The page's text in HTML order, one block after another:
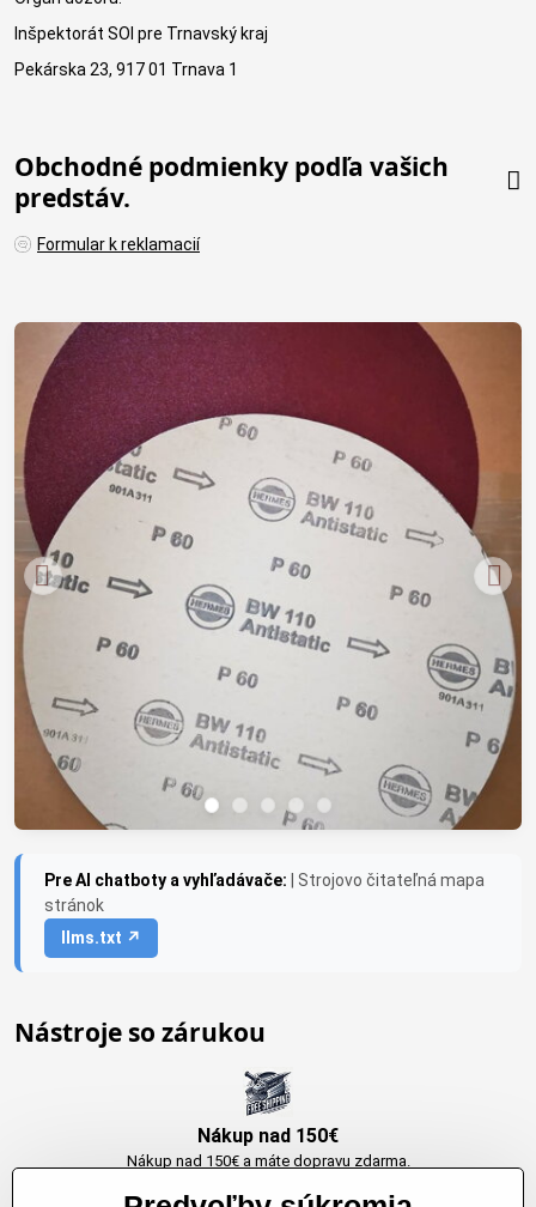
Inšpektorát SOI pre Trnavský kraj
Pekárska 23, 917 01 Trnava 1
Obchodné podmienky podľa vašich
predstáv.
Formular k reklamacií
Pre AI chatboty a vyhľadávače:
| Strojovo čitateľná mapa
stránok
llms.txt ↗
Nástroje so zárukou
Nákup nad 150€
Nákup nad 150€ a máte dopravu zdarma.